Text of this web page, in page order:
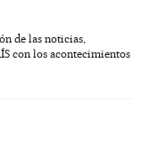
de las noticias,
con los acontecimientos